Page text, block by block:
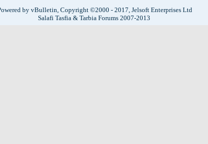
by vBulletin, Copyright ©2000 - 2017, Jelsoft Enterprises Ltd
Salafi Tasfia & Tarbia Forums 2007-2013